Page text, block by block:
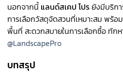
นอกจากนี้ แลนด์สเคป โปรยังมีบริกา
การเลือกวัสดุจัดสวนที่เหมาะสม พร้
พื้นที่ สะดวกสบายในการเลือกซื้อ ทักห
@LandscapePro
บทสรุป